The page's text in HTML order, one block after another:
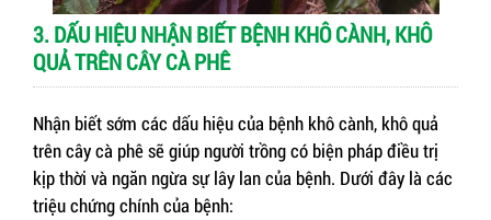
3. DẤU HIỆU NHẬN BIẾT BỆNH KHÔ CÀNH, KHÔ
QUẢ TRÊN CÂY CÀ PHÊ
Nhận biết sớm các dấu hiệu của bệnh khô cành, khô quả
trên cây cà phê sẽ giúp người trồng có biện pháp điều trị
kịp thời và ngăn ngừa sự lây lan của bệnh. Dưới đây là các
triệu chứng chính của bệnh: